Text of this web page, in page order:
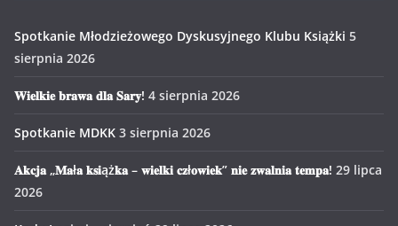
Spotkanie Młodzieżowego Dyskusyjnego Klubu Książki 5
sierpnia 2026
𝐖𝐢𝐞𝐥𝐤𝐢𝐞 𝐛𝐫𝐚𝐰𝐚 𝐝𝐥𝐚 𝐒𝐚𝐫𝐲! 4 sierpnia 2026
Spotkanie MDKK 3 sierpnia 2026
𝐀𝐤𝐜𝐣𝐚 „𝐌𝐚ł𝐚 𝐤𝐬𝐢ąż𝐤𝐚 – 𝐰𝐢𝐞𝐥𝐤𝐢 𝐜𝐳ł𝐨𝐰𝐢𝐞𝐤” 𝐧𝐢𝐞 𝐳𝐰𝐚𝐥𝐧𝐢𝐚 𝐭𝐞𝐦𝐩𝐚! 29 lipca
2026